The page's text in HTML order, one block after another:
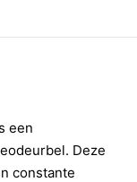
een
Deze
constante